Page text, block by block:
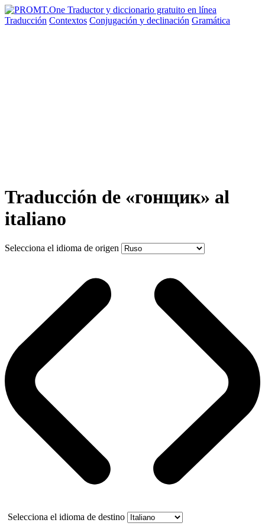
Traducción Contextos Conjugación y declinación Gramática
Traducción de «гонщик» al
italiano
Selecciona el idioma de origen
Selecciona el idioma de destino